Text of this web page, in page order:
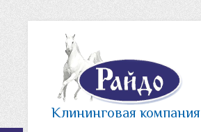
Клининговая компания